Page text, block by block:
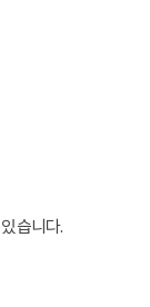
습니다.